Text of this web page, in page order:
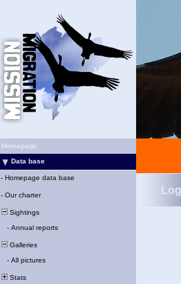
Homepage
Data base
- Homepage data base
- Our charter
Sightings
- Annual reports
Galleries
- All pictures
Stats